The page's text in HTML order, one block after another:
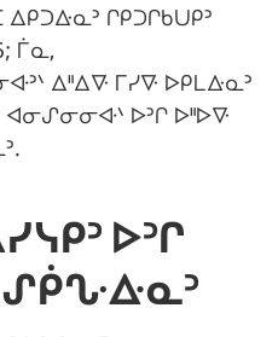
ᒋᑭᑐᒋᑲᑌᑭᐣ
ᒦᓇ,
ᐃᐦᐃᐍ ᒥᓯᐍ ᐅᑭᒪᐏᓇᐣ
ᐊᓂᔑᓂᓂᐘᐠ ᐅᐣᒋ ᐅᐦᐅᐍ
ᐅᐣᒋ